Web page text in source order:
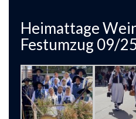
Heimattage
Festumzug 09/